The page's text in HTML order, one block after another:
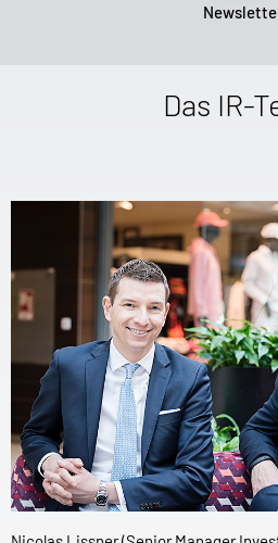
Das IR-